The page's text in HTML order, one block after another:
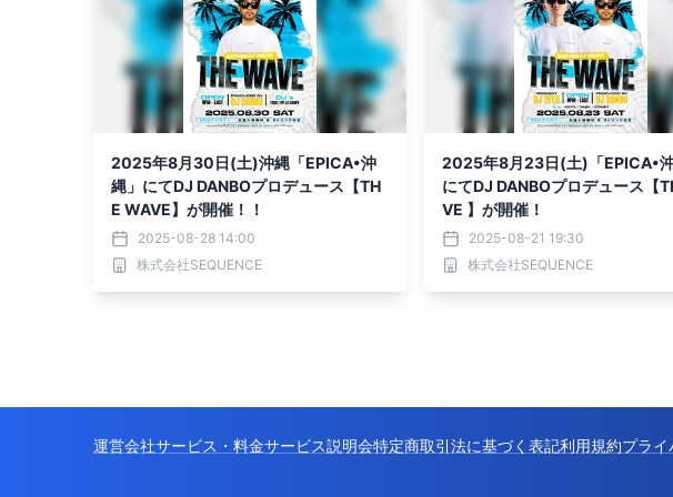
2025年8月30日(土)沖縄「EPICA•沖
縄」にてDJ DANBOプロデュース【TH
E WAVE】が開催！！
2025-08-28 14:00
株式会社SEQUENCE
2025年8月23日(土)「EPICA•沖
にてDJ DANBOプロデュース【
VE 】が開催！
2025-08-21 19:30
株式会社SEQUENCE
運営会社サービス・料金サービス説明会特定商取引法に基づく表記利用規約プライ